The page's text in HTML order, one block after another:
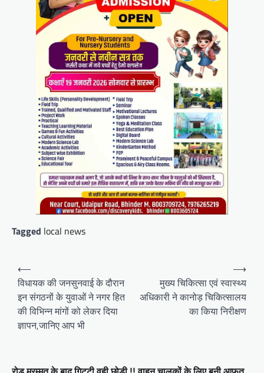
Tagged local news
Post
navigation
⟵
विधायक की जनसुनवाई के दौरान
इन संगठनों के युवाओं ने नगर हित
की विभिन्न मांगों को लेकर दिया
ज्ञापन,जानिए आप भी
मुख्य चिकित्सा एवं स्वास्थ्य
अधिकारी ने कानोड़ चिकित्सालय
का किया निरीक्षण
⟶